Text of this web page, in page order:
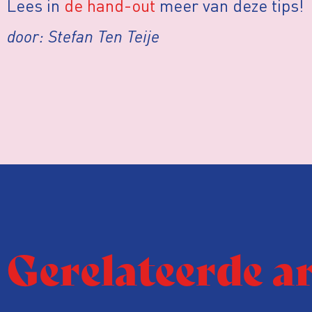
Lees in de hand-out meer van deze tips!
door: Stefan Ten Teije
Gerelateerde